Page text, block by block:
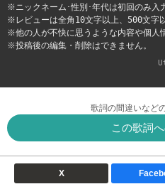
※ニックネーム･性別･年代は初回のみ入
※レビューは全角10文字以上、500文字
※他の人が不快に思うような内容や個人
※投稿後の編集・削除はできません。
歌詞の間違いなど
この歌詞
X